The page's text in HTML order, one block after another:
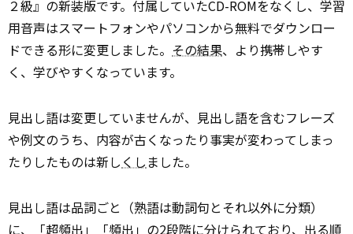
２級』の新装版です。付属していたCD-ROMをなくし、学習
用音声はスマートフォンやパソコンから無料でダウンロー
ドできる形に変更しました。 その結果、より携帯しやす
く、学びやすくなっています。
見出し語は変更していませんが、見出し語を含むフレーズ
や例文のうち、内容が古くなったり事実が変わってしまっ
たりしたものは新し くし ました。
見出し語は品詞ごと（熟語は動詞句とそれ以外に分類）
に、「超頻出」「頻出」の2段階に分けられており、出る順